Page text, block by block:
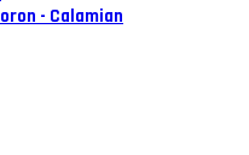
- Calamian